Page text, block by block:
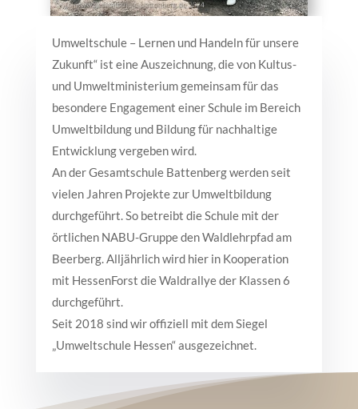
Umweltschule – Lernen und Handeln für unsere
Zukunft“ ist eine Auszeichnung, die von Kultus-
und Umweltministerium gemeinsam für das
besondere Engagement einer Schule im Bereich
Umweltbildung und Bildung für nachhaltige
Entwicklung vergeben wird.
An der Gesamtschule Battenberg werden seit
vielen Jahren Projekte zur Umweltbildung
durchgeführt. So betreibt die Schule mit der
örtlichen NABU-Gruppe den Waldlehrpfad am
Beerberg. Alljährlich wird hier in Kooperation
mit HessenForst die Waldrallye der Klassen 6
durchgeführt.
Seit 2018 sind wir offiziell mit dem Siegel
„Umweltschule Hessen“ ausgezeichnet.